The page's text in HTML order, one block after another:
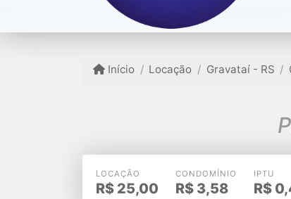
Início Locação Gravataí - RS
LOCAÇÃO
R$ 25,00
CONDOMÍNIO
R$ 3,58
IPTU
R$